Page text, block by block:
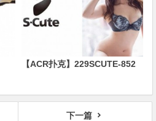
【ACR扑克】229SCUTE-852
下一篇